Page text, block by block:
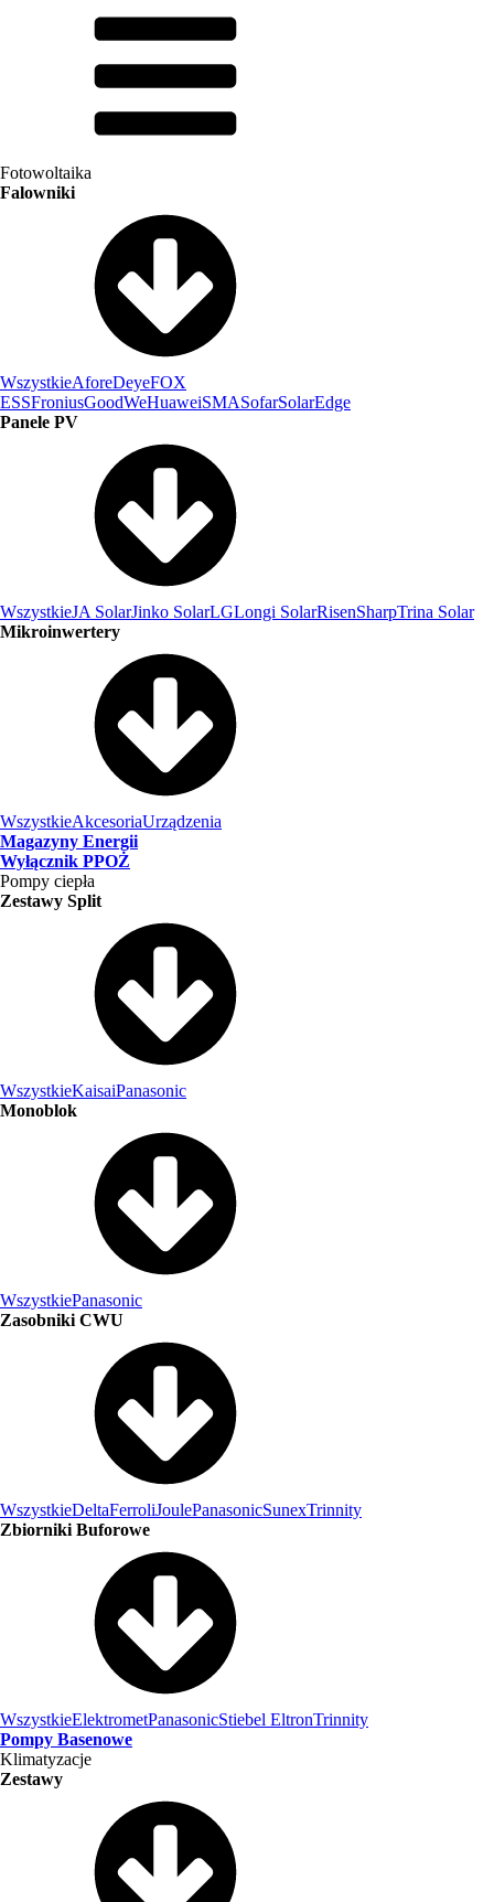
Fotowoltaika
Falowniki
WszystkieAforeDeyeFOX
ESSFroniusGoodWeHuaweiSMASofarSolarEdge
Panele PV
WszystkieJA SolarJinko SolarLGLongi SolarRisenSharpTrina Solar
Mikroinwertery
WszystkieAkcesoriaUrządzenia
Magazyny Energii
Wyłącznik PPOŻ
Pompy ciepła
Zestawy Split
WszystkieKaisaiPanasonic
Monoblok
WszystkiePanasonic
Zasobniki CWU
WszystkieDeltaFerroliJoulePanasonicSunexTrinnity
Zbiorniki Buforowe
WszystkieElektrometPanasonicStiebel EltronTrinnity
Pompy Basenowe
Klimatyzacje
Zestawy